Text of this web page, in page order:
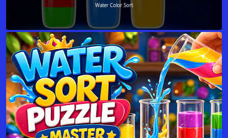
Water Color Sort